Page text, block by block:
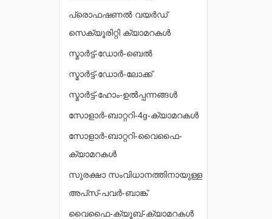
പ്രൊഫഷണൽ വയർഡ്
സെക്യൂരിറ്റി ക്യാമറകൾ
സ്മാർട്ട്-ഡോർ-ബെൽ
സ്മാർട്ട്-ഡോർ-ലോക്ക്
സ്മാർട്ട്-ഹോം-ഉൽപ്പന്നങ്ങൾ
സോളാർ-ബാറ്ററി-4g-ക്യാമറകൾ
സോളാർ-ബാറ്ററി-വൈഫൈ-
ക്യാമറകൾ
സുരക്ഷാ സംവിധാനത്തിനായുള്ള
അപ്‌സ്-പവർ-ബാങ്ക്
വൈഫൈ-ക്യൂബ്-ക്യാമറകൾ